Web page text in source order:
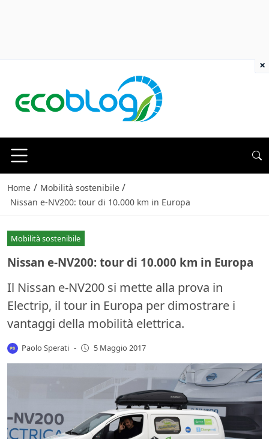
Home / Mobilità sostenibile /
Nissan e-NV200: tour di 10.000 km in Europa
Mobilità sostenibile
Nissan e-NV200: tour di 10.000 km in Europa
Il Nissan e-NV200 si mette alla prova in
Electrip, il tour in Europa per dimostrare i
vantaggi della mobilità elettrica.
Paolo Sperati - 5 Maggio 2017
×